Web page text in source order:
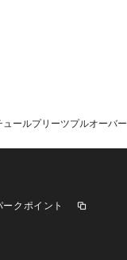
ュールプリーツプルオーバー
クポイント